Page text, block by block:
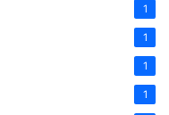
1
1
1
1